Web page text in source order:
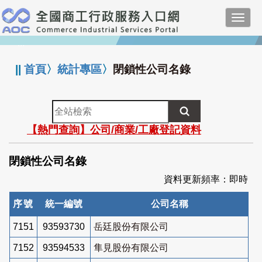
跳
到
主
要
:::
||首頁〉統計專區〉 閉鎖性公司名錄
全
站
檢
索
【熱門查詢】公司/商業/工廠登記資料
閉鎖性公司名錄
資料更新頻率：即時
序號 統一編號 公司名稱
7151 93593730 岳廷股份有限公司
7152 93594533 隼見股份有限公司